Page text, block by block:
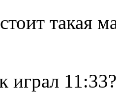
такая
играл 11:33?